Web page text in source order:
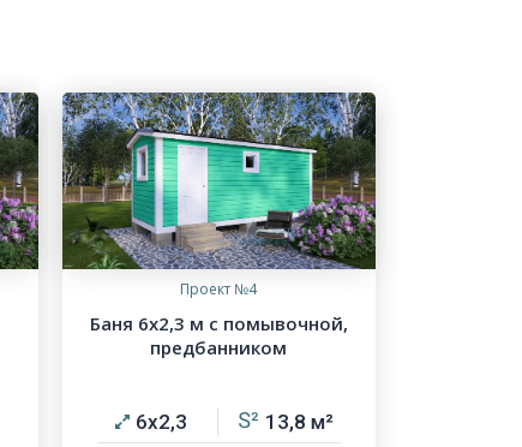
Проект №4
Баня 6х2,3 м с помывочной,
предбанником
6х2,3 13,8